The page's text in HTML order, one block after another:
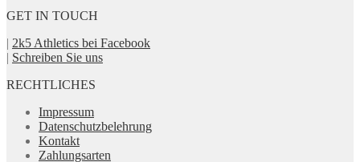
GET IN TOUCH
| 2k5 Athletics bei Facebook
| Schreiben Sie uns
RECHTLICHES
Impressum
Datenschutzbelehrung
Kontakt
Zahlungsarten